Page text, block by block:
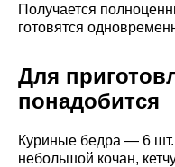
Получается
готовятся
Для
понадобится
Куриные бедра — 6
небольшой кочан,